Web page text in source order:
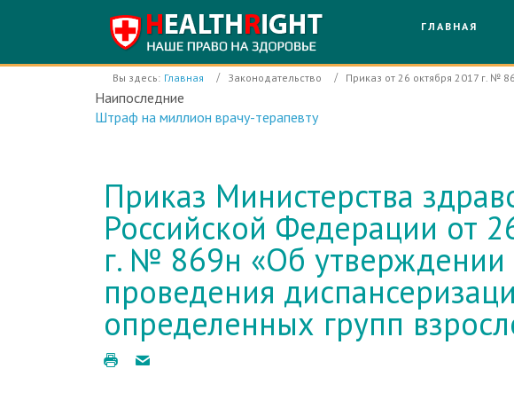
ГЛАВНАЯ
Вы здесь: Главная Законодательство Приказ от 26 октября 2017 г. №
Наипоследние
Инфекционный корпус Электростальской ЦГБ работал без лицензии
Приказ Министерства
Российской Федерации от
г. № 869н «Об утверждении
проведения
определенных групп